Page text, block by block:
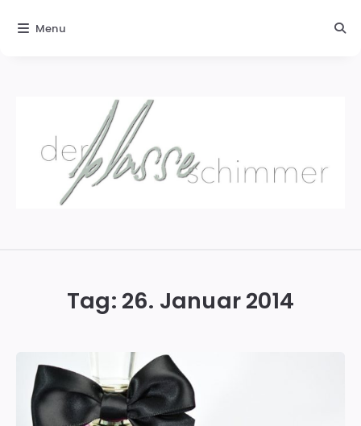
Tag: 26. Januar 2014
Menu